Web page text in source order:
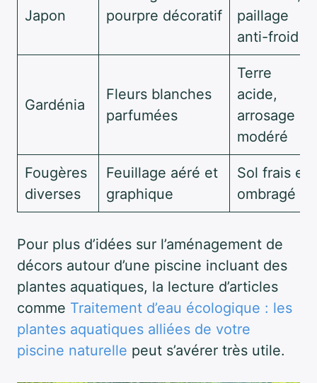
Japon
pourpre décoratif
paillage
anti-froid
Gardénia
Fleurs blanches
parfumées
Terre
acide,
arrosage
modéré
Fougères
diverses
Feuillage aéré et
graphique
Sol frais et
ombragé
Pour plus d’idées sur l’aménagement de
décors autour d’une piscine incluant des
plantes aquatiques, la lecture d’articles
comme Traitement d’eau écologique : les
plantes aquatiques alliées de votre
piscine naturelle peut s’avérer très utile.